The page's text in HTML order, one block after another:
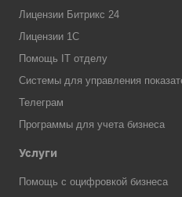
Лицензии Битрикс 24
Лицензии 1С
Помощь IT отделу
Системы для управления
Телеграм
Программы для учета бизнеса
Услуги
Помощь с оцифровкой бизнеса